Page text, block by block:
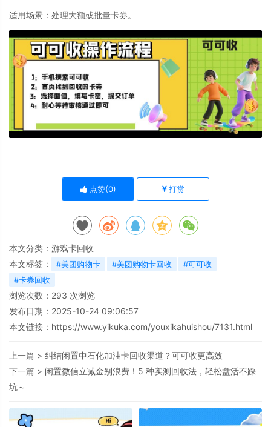
适用场景 ：处理大额或批量卡券。
点赞(0) 打赏
本文分类： 游戏卡回收
本文标签：
#美团购物卡 #美团购物卡回收
#可可收
#卡券回收
浏览次数： 293 次浏览
发布日期：2025-10-24 09:06:57
本文链接： https://www.yikuka.com/youxikahuishou/7131.html
上一篇 > 纠结闲置中石化加油卡回收渠道？可可收更高效
下一篇 > 闲置微信立减金别浪费！5 种实测回收法，轻松盘活不踩
坑～